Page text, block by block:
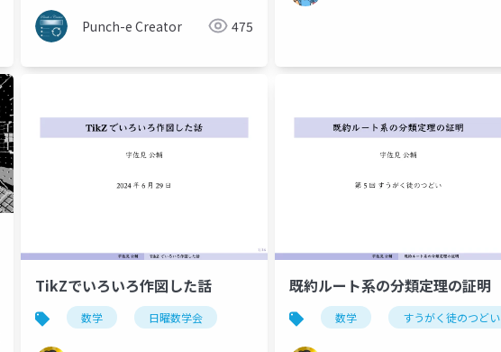
Punch-e Creator 475
TikZでいろいろ作図した話
数学 日曜数学会
既約ルート系の分類定理の証明
数学 すうがく徒のつどい